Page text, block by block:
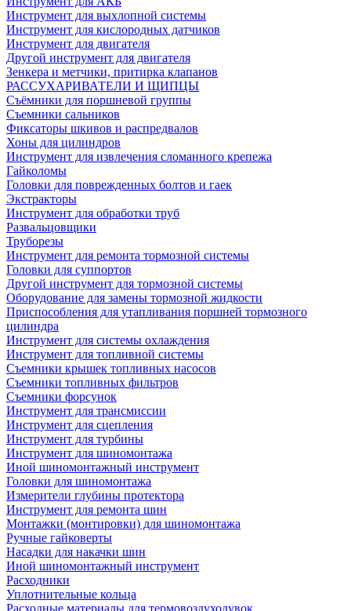
Инструмент для выхлопной системы
Инструмент для кислородных датчиков
Инструмент для двигателя
Другой инструмент для двигателя
Зенкера и метчики, притирка клапанов
РАССУХАРИВАТЕЛИ И ЩИПЦЫ
Съёмники для поршневой группы
Съемники сальников
Фиксаторы шкивов и распредвалов
Хоны для цилиндров
Инструмент для извлечения сломанного крепежа
Гайколомы
Головки для поврежденных болтов и гаек
Экстракторы
Инструмент для обработки труб
Развальцовщики
Труборезы
Инструмент для ремонта тормозной системы
Головки для суппортов
Другой инструмент для тормозной системы
Оборудование для замены тормозной жидкости
Приспособления для утапливания поршней тормозного
цилиндра
Инструмент для системы охлаждения
Инструмент для топливной системы
Съемники крышек топливных насосов
Съемники топливных фильтров
Съемники форсунок
Инструмент для трансмиссии
Инструмент для сцепления
Инструмент для турбины
Инструмент для шиномонтажа
Иной шиномонтажный инструмент
Головки для шиномонтажа
Измерители глубины протектора
Инструмент для ремонта шин
Монтажки (монтировки) для шиномонтажа
Ручные гайковерты
Насадки для накачки шин
Иной шиномонтажный инструмент
Расходники
Уплотнительные кольца
Расходные материалы для термовоздуходувок